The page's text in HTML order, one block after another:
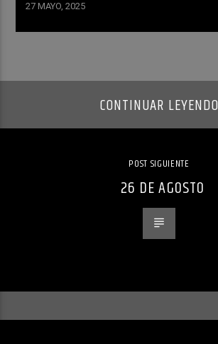
27 MAYO, 2025
CONTINUAR LEYENDO
POST SIGUIENTE
26 DE AGOSTO